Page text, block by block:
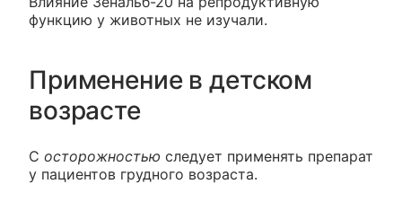
функцию у животных не изучали.
Применение в детском
возрасте
С осторожностью следует применять препарат
у пациентов грудного возраста.